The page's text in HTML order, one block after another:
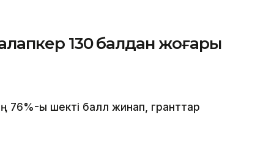
130 балдан жоғары
76%-ы шекті балл жинап, гранттар